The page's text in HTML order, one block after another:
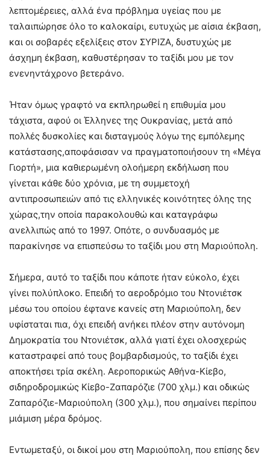
λεπτομέρειες, αλλά ένα πρόβλημα υγείας που με
ταλαιπώρησε όλο το καλοκαίρι, ευτυχώς με αίσια έκβαση,
και οι σοβαρές εξελίξεις στον ΣΥΡΙΖΑ, δυστυχώς με
άσχημη έκβαση, καθυστέρησαν το ταξίδι μου με τον
ενενηντάχρονο βετεράνο.
Ήταν όμως γραφτό να εκπληρωθεί η επιθυμία μου
τάχιστα, αφού οι Έλληνες της Ουκρανίας, μετά από
πολλές δυσκολίες και δισταγμούς λόγω της εμπόλεμης
κατάστασης,αποφάσισαν να πραγματοποιήσουν τη «Μέγα
Γιορτή», μια καθιερωμένη ολοήμερη εκδήλωση που
γίνεται κάθε δύο χρόνια, με τη συμμετοχή
αντιπροσωπειών από τις ελληνικές κοινότητες όλης της
χώρας,την οποία παρακολουθώ και καταγράφω
ανελλιπώς από το 1997. Οπότε, ο συνδυασμός με
παρακίνησε να επισπεύσω το ταξίδι μου στη Μαριούπολη.
Σήμερα, αυτό το ταξίδι που κάποτε ήταν εύκολο, έχει
γίνει πολύπλοκο. Επειδή το αεροδρόμιο του Ντονιέτσκ
μέσω του οποίου έφτανε κανείς στη Μαριούπολη, δεν
υφίσταται πια, όχι επειδή ανήκει πλέον στην αυτόνομη
Δημοκρατία του Ντονιέτσκ, αλλά γιατί έχει ολοσχερώς
καταστραφεί από τους βομβαρδισμούς, το ταξίδι έχει
αποκτήσει τρία σκέλη. Αεροπορικώς Αθήνα-Κίεβο,
σιδηροδρομικώς Κίεβο-Ζαπαρόζιε (700 χλμ.) και οδικώς
Ζαπαρόζιε-Μαριούπολη (300 χλμ.), που σημαίνει περίπου
μιάμιση μέρα δρόμος.
Εντωμεταξύ, οι δικοί μου στη Μαριούπολη, που επίσης δεν